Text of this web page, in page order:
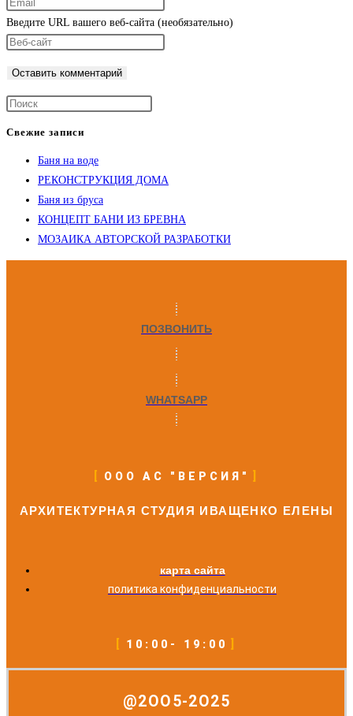
Введите URL вашего веб-сайта (необязательно)
Свежие записи
Баня на воде
РЕКОНСТРУКЦИЯ ДОМА
Баня из бруса
КОНЦЕПТ БАНИ ИЗ БРЕВНА
МОЗАИКА АВТОРСКОЙ РАЗРАБОТКИ
ПОЗВОНИТЬ
WHATSAPP
ООО АС "ВЕРСИЯ"
АРХИТЕКТУРНАЯ СТУДИЯ ИВАЩЕНКО ЕЛЕНЫ
карта сайта
политика конфиденциальности
10:00- 19:00
@2OO5-2O25